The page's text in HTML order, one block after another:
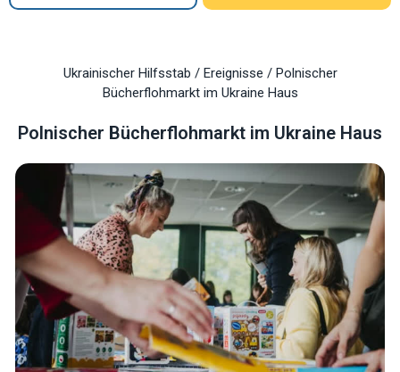
Ukrainischer Hilfsstab / Ereignisse / Polnischer
Bücherflohmarkt im Ukraine Haus
Polnischer Bücherflohmarkt im Ukraine Haus
Necessary
These
cookies are
not optional.
They are
needed for
the website
to function.